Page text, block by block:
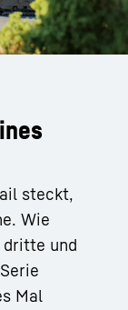
steckt,
Wie
und
Mal